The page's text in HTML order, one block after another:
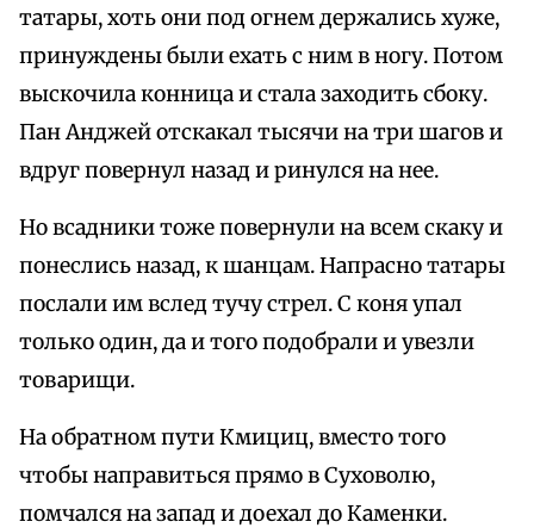
татары, хоть они под огнем держались хуже,
принуждены были ехать с ним в ногу. Потом
выскочила конница и стала заходить сбоку.
Пан Анджей отскакал тысячи на три шагов и
вдруг повернул назад и ринулся на нее.
Но всадники тоже повернули на всем скаку и
понеслись назад, к шанцам. Напрасно татары
послали им вслед тучу стрел. С коня упал
только один, да и того подобрали и увезли
товарищи.
На обратном пути Кмициц, вместо того
чтобы направиться прямо в Суховолю,
помчался на запад и доехал до Каменки.